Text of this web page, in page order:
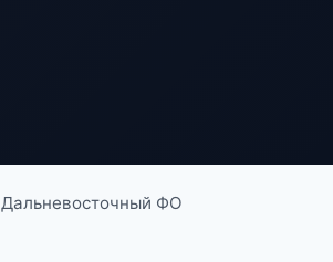
Дальневосточный ФО